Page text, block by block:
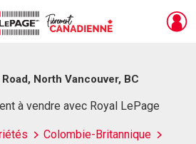
North Vancouver, BC
à vendre avec Royal LePage
Colombie-Britannique